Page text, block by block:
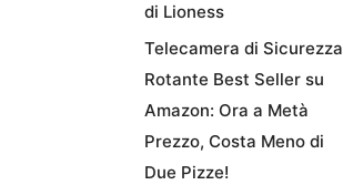
di Lioness
Telecamera di Sicurezza
Rotante Best Seller su
Amazon: Ora a Metà
Prezzo, Costa Meno di
Due Pizze!